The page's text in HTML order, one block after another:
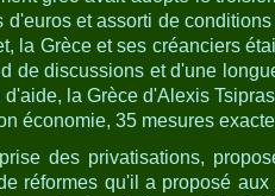
et assorti de
la Grèce et ses créanciers
de discussions et d'une
la Grèce d'Alexis
économie, 35 mesures
des privatisations,
réformes qu'il a proposé